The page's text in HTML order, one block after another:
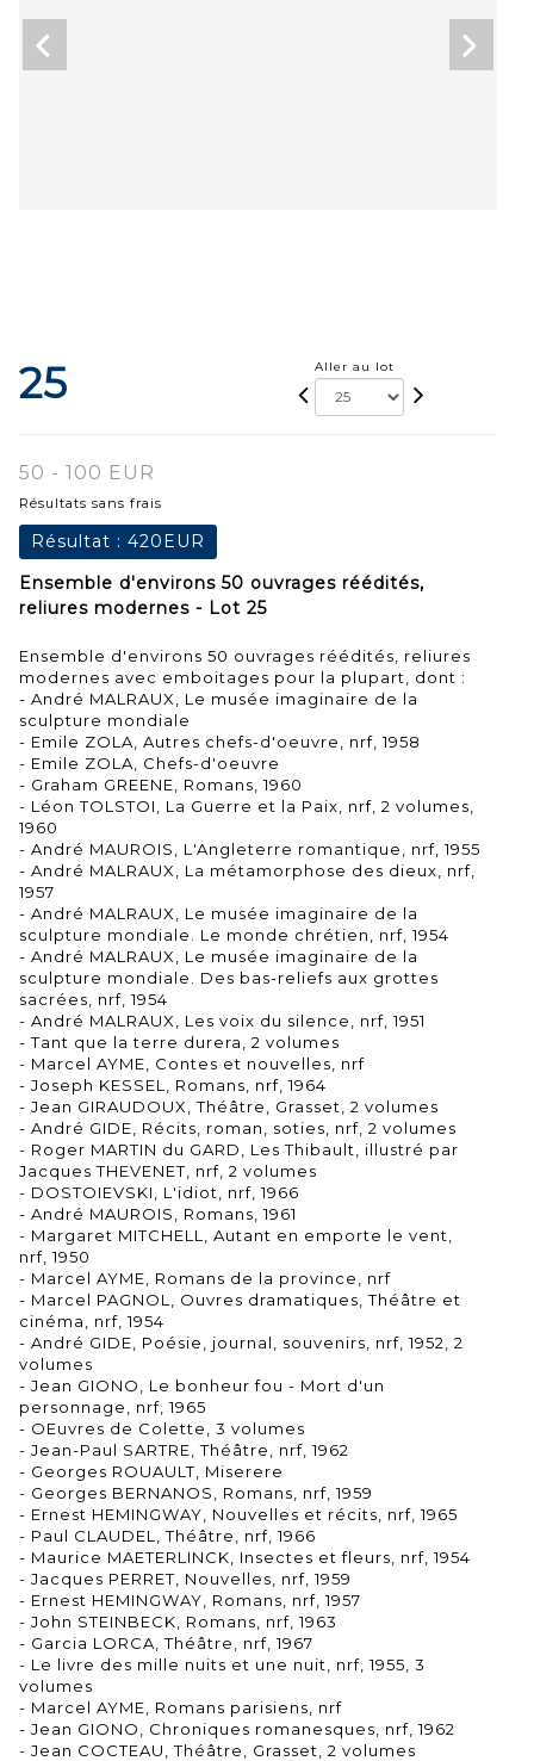
25 Aller au lot
50 - 100 EUR
Résultats sans frais
Résultat : 420EUR
Ensemble d'environs 50 ouvrages réédités,
reliures modernes - Lot 25
Ensemble d'environs 50 ouvrages réédités, reliures
modernes avec emboitages pour la plupart, dont :
- André MALRAUX, Le musée imaginaire de la
sculpture mondiale
- Emile ZOLA, Autres chefs-d'oeuvre, nrf, 1958
- Emile ZOLA, Chefs-d'oeuvre
- Graham GREENE, Romans, 1960
- Léon TOLSTOI, La Guerre et la Paix, nrf, 2 volumes,
1960
- André MAUROIS, L'Angleterre romantique, nrf, 1955
- André MALRAUX, La métamorphose des dieux, nrf,
1957
- André MALRAUX, Le musée imaginaire de la
sculpture mondiale. Le monde chrétien, nrf, 1954
- André MALRAUX, Le musée imaginaire de la
sculpture mondiale. Des bas-reliefs aux grottes
sacrées, nrf, 1954
- André MALRAUX, Les voix du silence, nrf, 1951
- Tant que la terre durera, 2 volumes
- Marcel AYME, Contes et nouvelles, nrf
- Joseph KESSEL, Romans, nrf, 1964
- Jean GIRAUDOUX, Théâtre, Grasset, 2 volumes
- André GIDE, Récits, roman, soties, nrf, 2 volumes
- Roger MARTIN du GARD, Les Thibault, illustré par
Jacques THEVENET, nrf, 2 volumes
- DOSTOIEVSKI, L'idiot, nrf, 1966
- André MAUROIS, Romans, 1961
- Margaret MITCHELL, Autant en emporte le vent,
nrf, 1950
- Marcel AYME, Romans de la province, nrf
- Marcel PAGNOL, Ouvres dramatiques, Théâtre et
cinéma, nrf, 1954
- André GIDE, Poésie, journal, souvenirs, nrf, 1952, 2
volumes
- Jean GIONO, Le bonheur fou - Mort d'un
personnage, nrf, 1965
- OEuvres de Colette, 3 volumes
- Jean-Paul SARTRE, Théâtre, nrf, 1962
- Georges ROUAULT, Miserere
- Georges BERNANOS, Romans, nrf, 1959
- Ernest HEMINGWAY, Nouvelles et récits, nrf, 1965
- Paul CLAUDEL, Théâtre, nrf, 1966
- Maurice MAETERLINCK, Insectes et fleurs, nrf, 1954
- Jacques PERRET, Nouvelles, nrf, 1959
- Ernest HEMINGWAY, Romans, nrf, 1957
- John STEINBECK, Romans, nrf, 1963
- Garcia LORCA, Théâtre, nrf, 1967
- Le livre des mille nuits et une nuit, nrf, 1955, 3
volumes
- Marcel AYME, Romans parisiens, nrf
- Jean GIONO, Chroniques romanesques, nrf, 1962
- Jean COCTEAU, Théâtre, Grasset, 2 volumes